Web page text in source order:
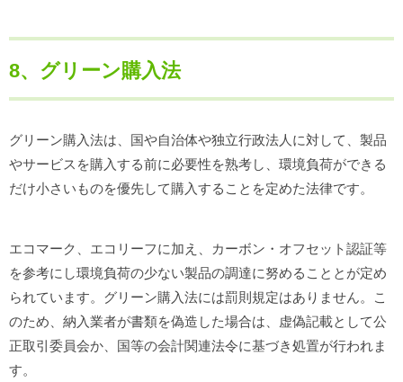
8、グリーン購入法
グリーン購入法は、国や自治体や独立行政法人に対して、製品
やサービスを購入する前に必要性を熟考し、環境負荷ができる
だけ小さいものを優先して購入することを定めた法律です。
エコマーク、エコリーフに加え、カーボン・オフセット認証等
を参考にし環境負荷の少ない製品の調達に努めることとが定め
られています。グリーン購入法には罰則規定はありません。こ
のため、納入業者が書類を偽造した場合は、虚偽記載として公
正取引委員会か、国等の会計関連法令に基づき処置が行われま
す。